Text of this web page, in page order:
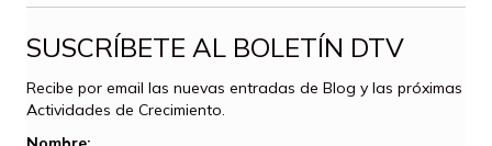
SUSCRÍBETE AL BOLETÍN DTV
Recibe por email las nuevas entradas de Blog y las próximas
Actividades de Crecimiento.